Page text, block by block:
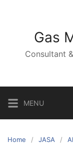
Gas
Consultant
MENU
Home JASA